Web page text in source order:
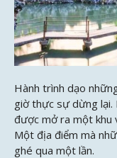
Hành trình dạo
giờ thực sự dừng lại.
được mở ra một khu
Một địa điểm mà
ghé qua một lần.